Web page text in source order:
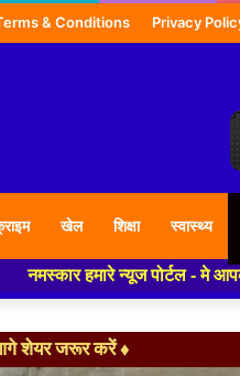
& Conditions Privacy
खेल शिक्षा स्वास्थ्य
न्यूज पोर्टल - मे आपका स्वागत
शेयर जरूर करें ♦